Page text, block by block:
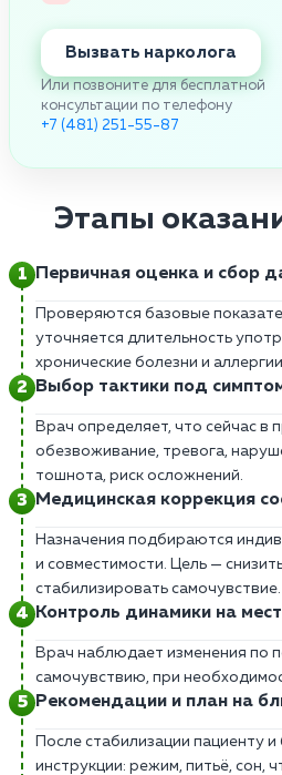
Вызвать нарколога
Или позвоните для бесплатной
консультации по телефону
+7 (481) 251-55-87
Этапы
Первичная оценка и сбор
Проверяются базовые
уточняется длительность
хронические болезни и
Выбор тактики под
Врач определяет, что сейчас в
обезвоживание, тревога,
тошнота, риск осложнений.
Медицинская коррекция
Назначения подбираются
и совместимости. Цель —
стабилизировать самочувствие.
Контроль динамики на
Врач наблюдает изменения по
самочувствию, при
Рекомендации и план на
После стабилизации пациенту
инструкции: режим, питьё, сон,